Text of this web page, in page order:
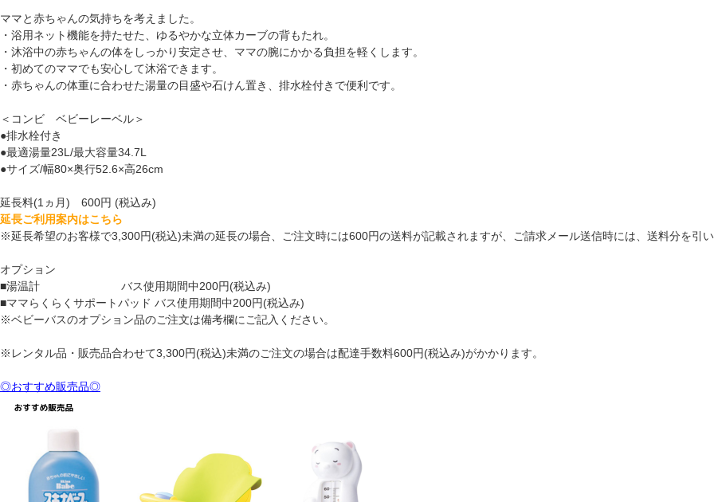
ママと赤ちゃんの気持ちを考えました。
・浴用ネット機能を持たせた、ゆるやかな立体カーブの背もたれ。
・沐浴中の赤ちゃんの体をしっかり安定させ、ママの腕にかかる負担を軽くします。
・初めてのママでも安心して沐浴できます。
・赤ちゃんの体重に合わせた湯量の目盛や石けん置き、排水栓付きで便利です。
＜コンビ ベビーレーベル＞
●排水栓付き
●最適湯量23L/最大容量34.7L
●サイズ/幅80×奥行52.6×高26cm
延長料(1ヵ月) 600円 (税込み)
延長ご利用案内はこちら
※延長希望のお客様で3,300円(税込)未満の延長の場合、ご注文時には600円の送料が記載されますが、ご請求メール送信時には、送料分を引い
オプション
■湯温計 バス使用期間中200円(税込み)
■ママらくらくサポートパッド バス使用期間中200円(税込み)
※ベビーバスのオプション品のご注文は備考欄にご記入ください。
※レンタル品・販売品合わせて3,300円(税込)未満のご注文の場合は配達手数料600円(税込み)がかかります。
◎おすすめ販売品◎